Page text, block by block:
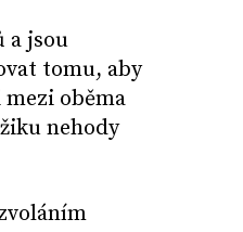
a jsou
tomu, aby
oběma
nehody